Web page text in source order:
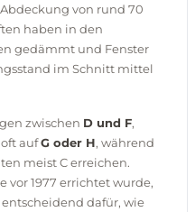
von rund 70
haben in den
gedämmt und Fenster
im Schnitt mittel
zwischen D und F,
aufG oder H, während
meist C erreichen.
vor 1977 errichtet wurde,
dafür, wie